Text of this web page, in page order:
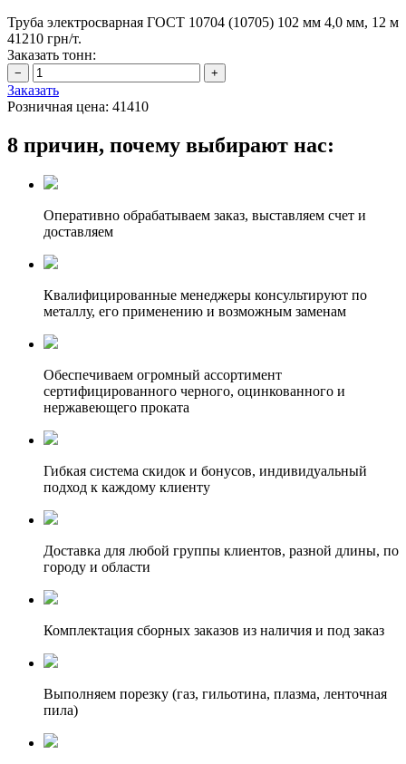
Труба электросварная ГОСТ 10704 (10705) 102 мм 4,0 мм, 12 м
41210 грн/т.
Заказать тонн:
Заказать
Розничная цена: 41410
8 причин, почему выбирают нас:
Оперативно обрабатываем заказ, выставляем счет и
доставляем
Квалифицированные менеджеры консультируют по
металлу, его применению и возможным заменам
Обеспечиваем огромный ассортимент
сертифицированного черного, оцинкованного и
нержавеющего проката
Гибкая система скидок и бонусов, индивидуальный
подход к каждому клиенту
Доставка для любой группы клиентов, разной длины, по
городу и области
Комплектация сборных заказов из наличия и под заказ
Выполняем порезку (газ, гильотина, плазма, ленточная
пила)